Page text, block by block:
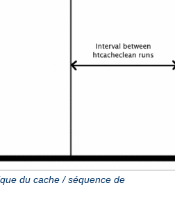
du cache / séquence de